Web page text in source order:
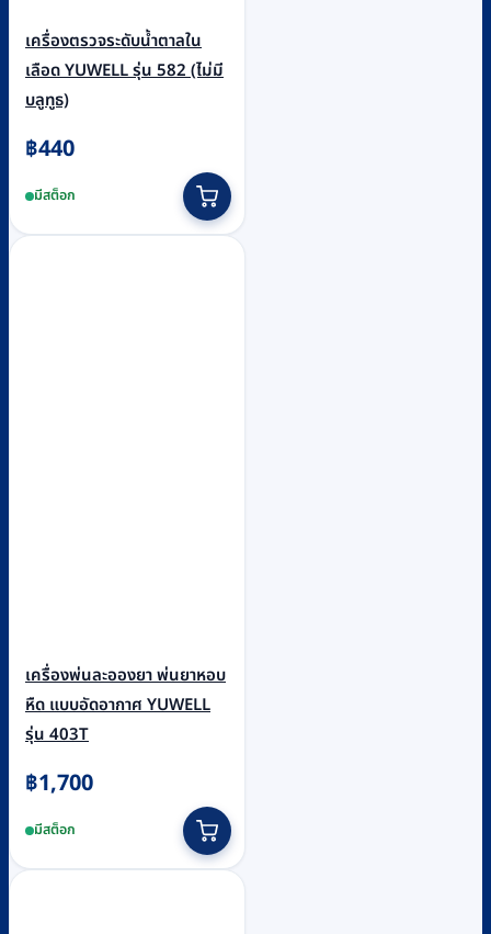
เครื่องตรวจระดับน้ำตาลใน
เลือด YUWELL รุ่น 582 (ไม่มี
บลูทูธ)
฿440
มีสต็อก
เครื่องพ่นละอองยา พ่นยาหอบ
หืด แบบอัดอากาศ YUWELL
รุ่น 403T
฿1,700
มีสต็อก